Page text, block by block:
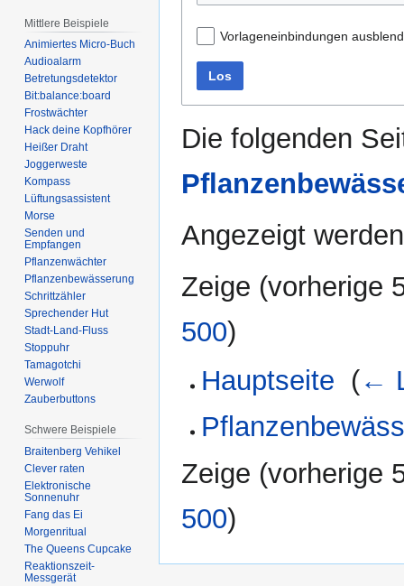
Vorlageneinbindungen
Los
Die folgenden
Angezeigt
Zeige (vorherige
500)
Hauptseite (←
Zeige (vorherige
500)
Mittlere Beispiele
Animiertes Micro-Buch
Audioalarm
Betretungsdetektor
Bit:balance:board
Frostwächter
Hack deine Kopfhörer
Heißer Draht
Joggerweste
Kompass
Lüftungsassistent
Morse
Senden und
Empfangen
Pflanzenwächter
Pflanzenbewässerung
Schrittzähler
Sprechender Hut
Stadt-Land-Fluss
Stoppuhr
Tamagotchi
Werwolf
Zauberbuttons
Schwere Beispiele
Braitenberg Vehikel
Clever raten
Elektronische
Sonnenuhr
Fang das Ei
Morgenritual
The Queens Cupcake
Reaktionszeit-
Messgerät